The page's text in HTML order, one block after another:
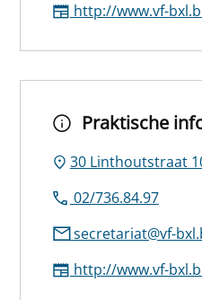
http://www.vf-
Praktische
30 Linthoutstraat
02/736.84.97
secretariat@vf-
http://www.vf-